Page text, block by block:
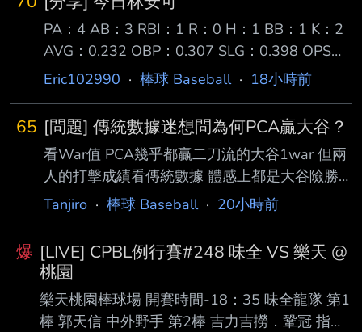
PA：4 AB：3 RBI：1 R：0 H：1 BB：1 K：2
AVG：0.232 OBP：0.307 SLG：0.398 OPS：
0.705 【第一打席】空振 【第二打席】四球
［180.6km , 12度］ 今天一日一善林安可，前
三打席對左投兩次三振一個四壞球保送，第四打
席面對右投擊出近 期最強勁的一球，初速約
112mph形成二壘安打，賽後OPS站回0.7。 ---
- Sent from BePTT on my Samsung SM-S9360
--
Eric102990 · 棒球 Baseball· 18小時前
65 [問題] 傳統數據迷想問為何PCA贏大谷？
看War值 PCA幾乎都贏二刀流的大谷1war 但兩
人的打擊成績看傳統數據 體感上都是大谷險勝
大谷又有ACE等級的投球成績 為何進階數據好
Tanjiro · 棒球 Baseball· 20小時前
爆 [LIVE] CPBL例行賽#248 味全 VS 樂天 @
桃園
樂天桃園棒球場 開賽時間-18：35 味全龍隊 第1
棒 郭天信 中外野手 第2棒 吉力吉撈．鞏冠 指定